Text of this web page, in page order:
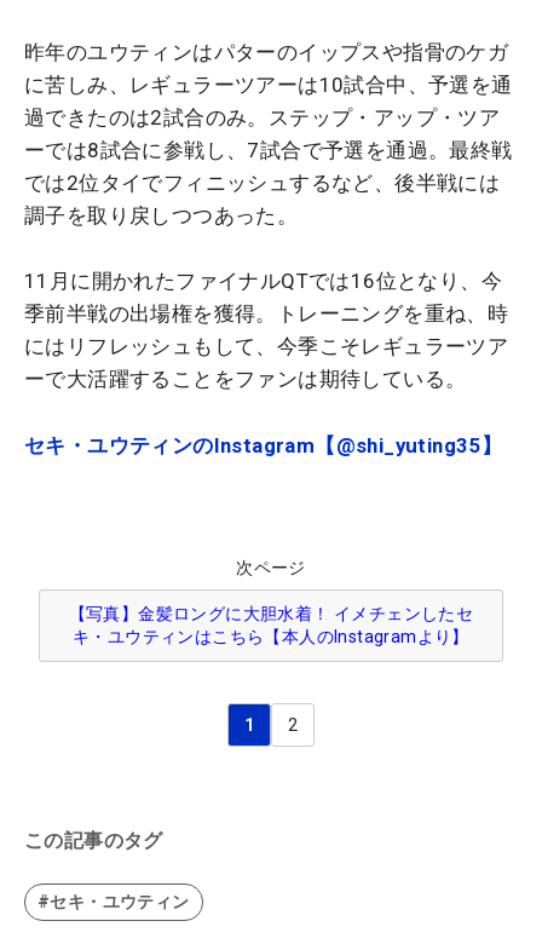
昨年のユウティンはパターのイップスや指骨のケガ
に苦しみ、レギュラーツアーは10試合中、予選を通
過できたのは2試合のみ。ステップ・アップ・ツア
ーでは8試合に参戦し、7試合で予選を通過。最終戦
では2位タイでフィニッシュするなど、後半戦には
調子を取り戻しつつあった。
11月に開かれたファイナルQTでは16位となり、今
季前半戦の出場権を獲得。トレーニングを重ね、時
にはリフレッシュもして、今季こそレギュラーツア
ーで大活躍することをファンは期待している。
セキ・ユウティンのInstagram【@shi_yuting35】
次ページ
【写真】金髪ロングに大胆水着！ イメチェンしたセ
キ・ユウティンはこちら【本人のInstagramより】
1 2
この記事のタグ
#セキ・ユウティン